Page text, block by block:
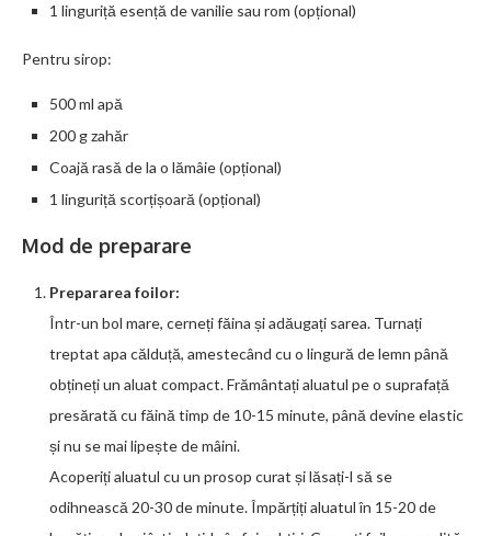
1 linguriță esență de vanilie sau rom (opțional)
Pentru sirop:
500 ml apă
200 g zahăr
Coajă rasă de la o lămâie (opțional)
1 linguriță scorțișoară (opțional)
Mod de preparare
Prepararea foilor:
Într-un bol mare, cerneți făina și adăugați sarea. Turnați
treptat apa călduță, amestecând cu o lingură de lemn până
obțineți un aluat compact. Frământați aluatul pe o suprafață
presărată cu făină timp de 10-15 minute, până devine elastic
și nu se mai lipește de mâini.
Acoperiți aluatul cu un prosop curat și lăsați-l să se
odihnească 20-30 de minute. Împărțiți aluatul în 15-20 de